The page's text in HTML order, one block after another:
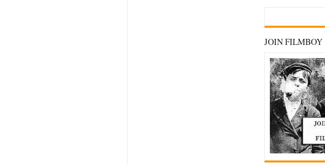
JOIN FILMBOY